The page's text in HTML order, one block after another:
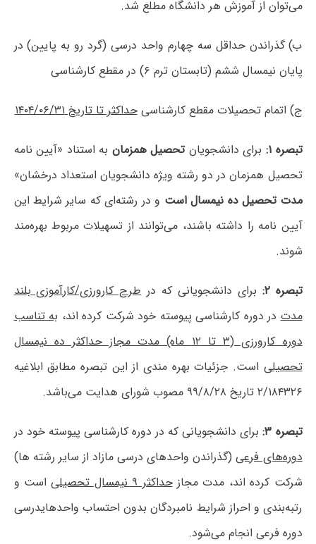
می‌توان از آموزش هر دانشگاه مطلع شد.
ب) گذراندن حداقل سه چهارم واحد درسی (گرد رو به پایین) در
پایان نیمسال ششم (تابستان ترم ۶) در مقطع کارشناسی
ج) اتمام تحصیلات مقطع کارشناسیحداکثر تا تاریخ ۱۴۰۴/۰۶/۳۱
تبصره ۱: برای دانشجویانتحصیل همزمان به استناد «آیین نامه
تحصیل همزمان در دو رشته ویژه دانشجویان استعداد درخشان»
مدت تحصیل ده نیمسال است و در رشته‌ای که سایر شرایط این
آیین نامه را داشته باشند، می‌توانند از تسهیلات مربوط بهره‌مند
شوند.
تبصره ۲: برای دانشجویانی که درطرح کارورزی/کارآموزی بلند
مدتدر دوره کارشناسی پیوسته خود شرکت کرده اند، به تناسب
دوره کارورزی (۳ تا ۱۲ ماه) مدت مجاز حداکثر ده نیمسال
تحصیلی است. جزئیات بهره مندی از این تبصره مطابق ابلاغیه
۲/۱۸۴۳۲۶ تاریخ ۹۹/۸/۲۸ مصوب شورای هدایت می‌باشد.
تبصره ۳:
برای دانشجویانی که در دوره کارشناسی پیوسته خود در
دوره‌های فرعی(گذراندن واحدهای درسی مازاد از سایر رشته ها)
شرکت کرده اند، مدت مجازحداکثر ۹ نیمسال تحصیلی
است و
رتبه‌بندی و احراز شرایط نامبردگان بدون احتساب واحدهایدرسی
دوره فرعی انجام می‌شود.